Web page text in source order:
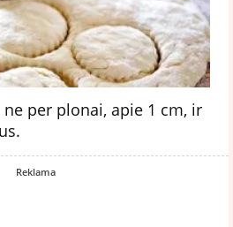
per plonai, apie 1 cm, ir
Reklama